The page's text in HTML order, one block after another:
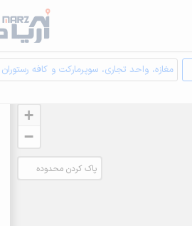
مغازه، واحد تجاری، سوپرمارکت و کافه رستوران
+
−
پاک کردن محدوده